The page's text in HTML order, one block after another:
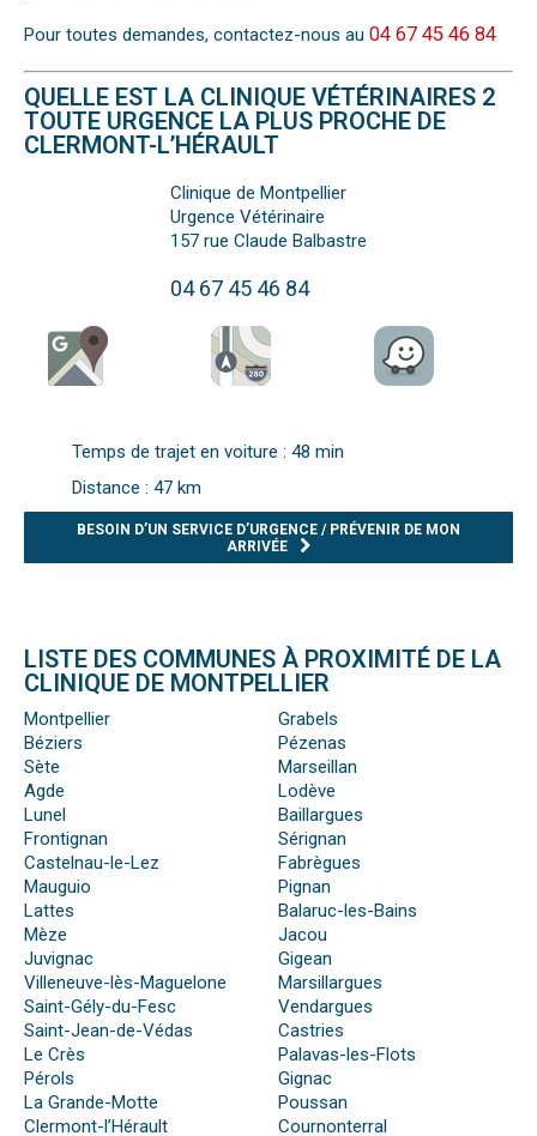
Pour toutes demandes, contactez-nous au 04 67 45 46 84
QUELLE EST LA CLINIQUE VÉTÉRINAIRES 2
TOUTE URGENCE LA PLUS PROCHE DE
CLERMONT-L’HÉRAULT
Clinique de Montpellier
Urgence Vétérinaire
157 rue Claude Balbastre
04 67 45 46 84
Temps de trajet en voiture : 48 min
Distance : 47 km
BESOIN D’UN SERVICE D’URGENCE / PRÉVENIR DE MON
ARRIVÉE
LISTE DES COMMUNES À PROXIMITÉ DE LA
CLINIQUE DE MONTPELLIER
Montpellier
Béziers
Sète
Agde
Lunel
Frontignan
Castelnau-le-Lez
Mauguio
Lattes
Mèze
Juvignac
Villeneuve-lès-Maguelone
Saint-Gély-du-Fesc
Saint-Jean-de-Védas
Le Crès
Pérols
La Grande-Motte
Clermont-l’Hérault
Grabels
Pézenas
Marseillan
Lodève
Baillargues
Sérignan
Fabrègues
Pignan
Balaruc-les-Bains
Jacou
Gigean
Marsillargues
Vendargues
Castries
Palavas-les-Flots
Gignac
Poussan
Cournonterral